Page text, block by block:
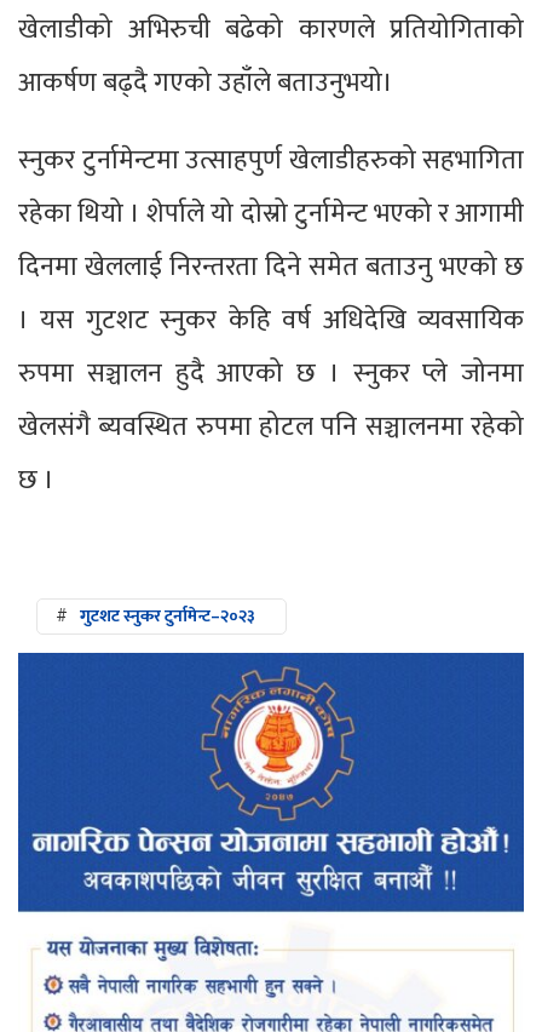
खेलाडीको अभिरुची बढेको कारणले प्रतियोगिताको
आकर्षण बढ्दै गएको उहाँले बताउनुभयो।
स्नुकर टुर्नामेन्टमा उत्साहपुर्ण खेलाडीहरुको सहभागिता
रहेका थियो । शेर्पाले यो दोस्रो टुर्नामेन्ट भएको र आगामी
दिनमा खेललाई निरन्तरता दिने समेत बताउनु भएको छ
। यस गुटशट स्नुकर केहि वर्ष अधिदेखि व्यवसायिक
रुपमा सञ्चालन हुदै आएको छ । स्नुकर प्ले जोनमा
खेलसंगै ब्यवस्थित रुपमा होटल पनि सञ्चालनमा रहेको
छ ।
# गुटशट स्नुकर टुर्नामेन्ट–२०२३